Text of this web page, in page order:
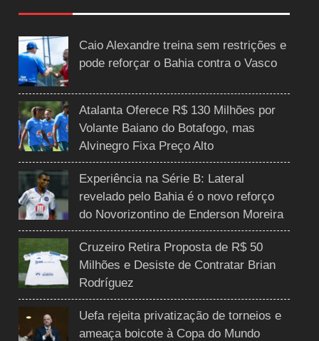
Caio Alexandre treina sem restrições e
pode reforçar o Bahia contra o Vasco
Atalanta Oferece R$ 130 Milhões por
Volante Baiano do Botafogo, mas
Alvinegro Fixa Preço Alto
Experiência na Série B: Lateral
revelado pelo Bahia é o novo reforço
do Novorizontino de Enderson Moreira
Cruzeiro Retira Proposta de R$ 50
Milhões e Desiste de Contratar Brian
Rodríguez
Uefa rejeita privatização de torneios e
ameaça boicote à Copa do Mundo